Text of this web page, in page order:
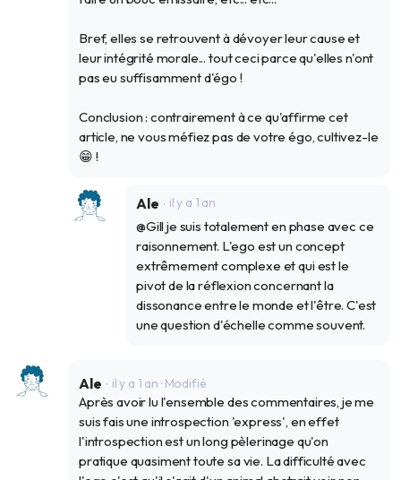
Bref, elles se retrouvent à dévoyer leur cause et
leur intégrité morale... tout ceci parce qu'elles n'ont
pas eu suffisamment d'égo !
Conclusion : contrairement à ce qu'affirme cet
article, ne vous méfiez pas de votre égo, cultivez-le
😁 !
Ale il y a 1 an
@Gill je suis totalement en phase avec ce
raisonnement. L'ego est un concept
extrêmement complexe et qui est le
pivot de la réflexion concernant la
dissonance entre le monde et l'être. C'est
une question d'échelle comme souvent.
Ale il y a 1 an · Modifié
Après avoir lu l'ensemble des commentaires, je me
suis fais une introspection 'express', en effet
l'introspection est un long pèlerinage qu'on
pratique quasiment toute sa vie. La difficulté avec